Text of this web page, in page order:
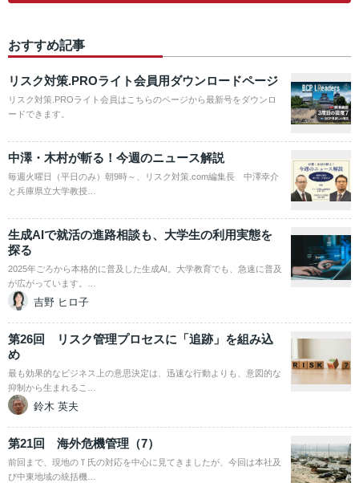
おすすめ記事
リスク対策.PROライト会員用ダウンロードページ
リスク対策.PROライト会員はこちらのページから最新号をダウンロ
ードできます。
中澤・木村が斬る！今週のニュース解説
毎週火曜日（平日のみ）朝9時～、リスク対策.com編集長 中澤幸介
と兵庫県立大学教授…
生成AIで就活の進路相談も、大学生の利用実態を
探る
2025年ごろから本格的に普及した生成AI。大学教育でも、急速に普及
が広がっています。…
吉野 ヒロ子
第26回 リスク管理プロセスに「追跡」を組み込
め
最も効果的なビジネス上の意思決定は、迅速な行動よりも、意図的な
抑制から生まれるこ…
鈴木 英夫
第21回 海外危機管理（7）
前回まで、現地のＴ氏の対応を中心に見てきましたが、今回は本社及
び中東地域の統括機…